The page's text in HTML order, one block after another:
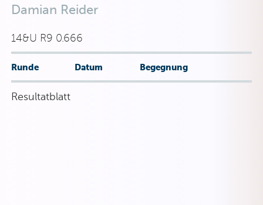
Damian Reider
14&U R9 0.666
Runde Datum Begegnung
Resultatblatt